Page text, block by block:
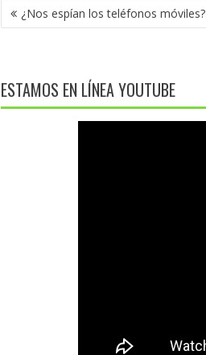
NAVEGACIÓN
DE ¿Nos espían los teléfonos
ESTAMOS EN LÍNEA YOUTUBE